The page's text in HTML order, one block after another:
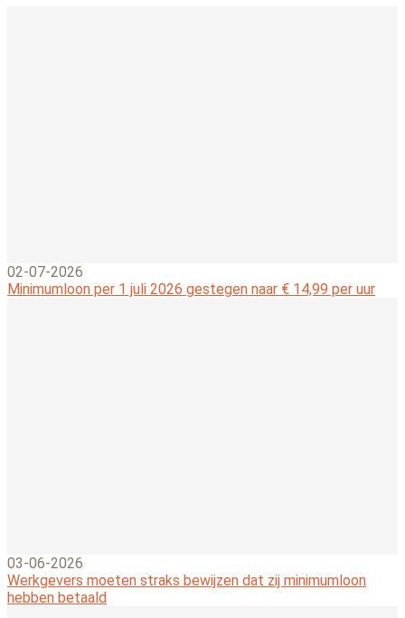
02-07-2026
Minimumloon per 1 juli 2026 gestegen naar € 14,99 per uur
03-06-2026
Werkgevers moeten straks bewijzen dat zij minimumloon
hebben betaald